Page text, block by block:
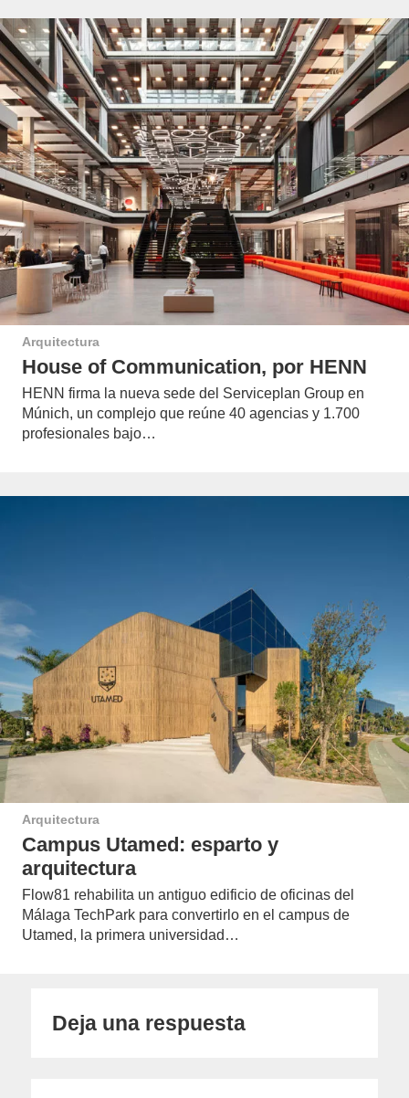
Arquitectura
House of Communication, por HENN
HENN firma la nueva sede del Serviceplan Group en
Múnich, un complejo que reúne 40 agencias y 1.700
profesionales bajo…
Arquitectura
Campus Utamed: esparto y
arquitectura
Flow81 rehabilita un antiguo edificio de oficinas del
Málaga TechPark para convertirlo en el campus de
Utamed, la primera universidad…
Deja una respuesta